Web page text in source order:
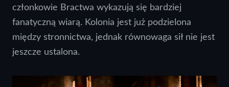
członkowie Bractwa wykazują się bardziej
fanatyczną wiarą. Kolonia jest już podzielona
między stronnictwa, jednak równowaga sił nie jest
jeszcze ustalona.